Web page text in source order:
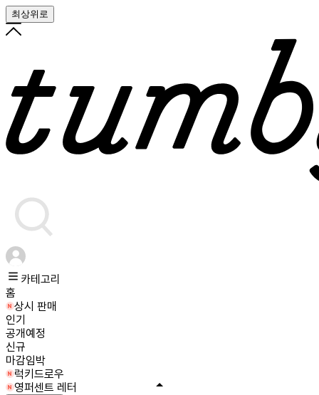
최상위로
카테고리
홈
상시 판매
인기
공개예정
신규
마감임박
럭키드로우
영퍼센트 레터